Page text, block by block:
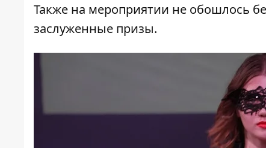
Также на мероприятии не обошлось
заслуженные призы.